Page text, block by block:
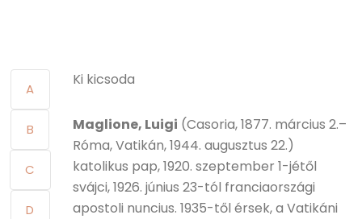
A
B
C
D
Ki kicsoda
Maglione, Luigi (Casoria, 1877. március 2.–
Róma, Vatikán, 1944. augusztus 22.)
katolikus pap, 1920. szeptember 1-jétől
svájci, 1926. június 23-tól franciaországi
apostoli nuncius. 1935-től érsek, a Vatikáni